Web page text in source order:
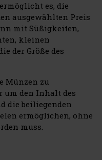
es, die
ausgewählten Preis
mit Süßigkeiten,
kleinen
der Größe des
Münzen zu
um den Inhalt des
die beiliegenden
ermöglichen, ohne
muss.